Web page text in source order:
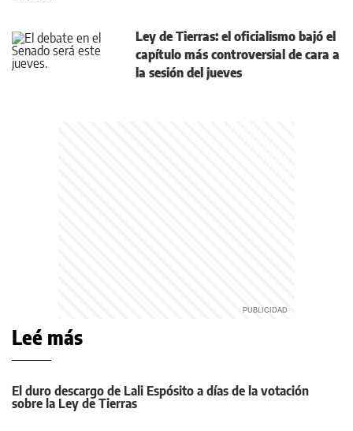
Ley de Tierras: el oficialismo bajó el
capítulo más controversial de cara a
la sesión del jueves
Leé más
El duro descargo de Lali Espósito a días de la votación
sobre la Ley de Tierras